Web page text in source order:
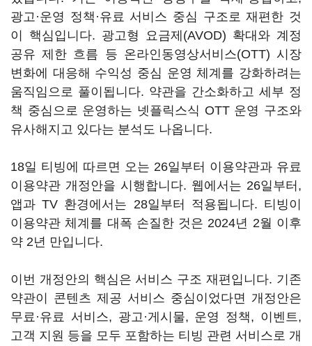
광고·운영 정책·유료 서비스 중심 구조로 재편한 것
이 핵심입니다. 광고형 요금제(AVOD) 확대와 계정
공유 제한 흐름 등 온라인동영상서비스(OTT) 시장
변화에 대응해 수익성 중심 운영 체계를 강화하려는
움직임으로 풀이됩니다. 약관을 간소화하고 세부 정
책 중심으로 운영하는 넷플릭스식 OTT 운영 구조와
유사해지고 있다는 분석도 나옵니다.
18일 티빙에 따르면 오는 26일부터 이용약관과 유료
이용약관 개정안을 시행합니다. 웹에서는 26일부터,
앱과 TV 환경에서는 28일부터 적용됩니다. 티빙이
이용약관 체계를 대폭 손질한 것은 2024년 2월 이후
약 2년 만입니다.
이번 개정안의 핵심은 서비스 구조 재편입니다. 기존
약관이 콘텐츠 제공 서비스 중심이었다면 개정안은
무료·유료 서비스, 광고·게시물, 운영 정책, 이벤트,
고객 지원 등을 모두 포함하는 티빙 관련 서비스로 개